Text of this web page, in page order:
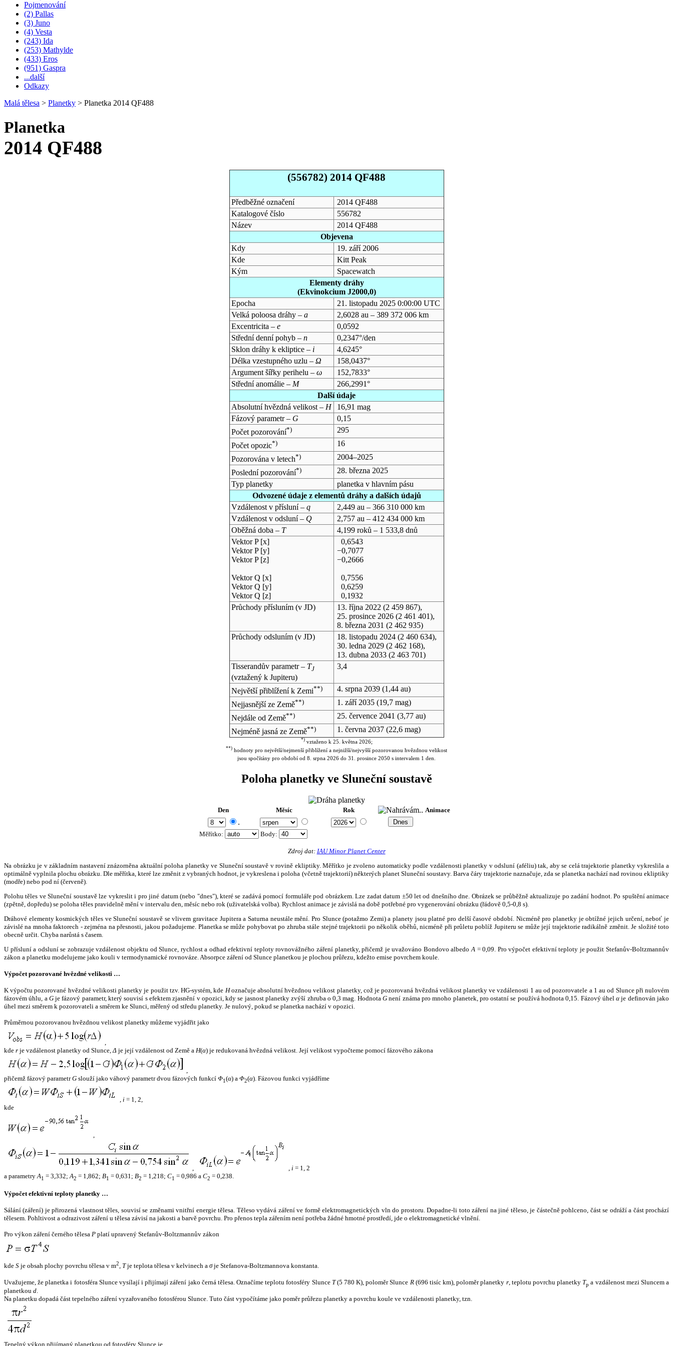
Pojmenování
(2) Pallas
(3) Juno
(4) Vesta
(243) Ida
(253) Mathylde
(433) Eros
(951) Gaspra
...další
Odkazy
Malá tělesa > Planetky > Planetka 2014 QF488
Planetka
2014 QF488
(556782) 2014 QF488
Předběžné označení
2014 QF488
Katalogové číslo
556782
Název
2014 QF488
Objevena
Kdy
19. září 2006
Kde
Kitt Peak
Kým
Spacewatch
Elementy dráhy
(Ekvinokcium J2000,0)
Epocha
21. listopadu 2025 0:00:00 UTC
Velká poloosa dráhy – a
2,6028 au – 389 372 006 km
Excentricita – e
0,0592
Střední denní pohyb – n
0,2347°/den
Sklon dráhy k ekliptice – i
4,6245°
Délka vzestupného uzlu – Ω
158,0437°
Argument šířky perihelu – ω
152,7833°
Střední anomálie – M
266,2991°
Další údaje
Absolutní hvězdná velikost – H
16,91 mag
Fázový parametr – G
0,15
Počet pozorování*)
295
Počet opozic*)
16
Pozorována v letech*)
2004–2025
Poslední pozorování*)
28. března 2025
Typ planetky
planetka v hlavním pásu
Odvozené údaje z elementů dráhy a dalších údajů
Vzdálenost v přísluní – q
2,449 au – 366 310 000 km
Vzdálenost v odsluní – Q
2,757 au – 412 434 000 km
Oběžná doba – T
4,199 roků – 1 533,8 dnů
Vektor P [x]
Vektor P [y]
Vektor P [z]
Vektor Q [x]
Vektor Q [y]
Vektor Q [z]
0,6543
−0,7077
−0,2666
0,7556
0,6259
0,1932
Průchody přísluním (v JD) 13. října 2022 (2 459 867),
25. prosince 2026(2 461 401),
8. března 2031 (2 462 935)
Průchody odsluním (v JD) 18. listopadu 2024(2 460 634),
30. ledna 2029(2 462 168),
13. dubna 2033(2 463 701)
Tisserandův parametr – TJ
(vztažený k Jupiteru)
3,4
Největší přiblížení k Zemi**) 4. srpna 2039(1,44 au)
Nejjasnější ze Země**) 1. září 2035(19,7 mag)
Nejdále od Země**) 25. července 2041 (3,77 au)
Nejméně jasná ze Země**) 1. června 2037(22,6 mag)
*)vztaženo k 25. května 2026;
**) hodnoty pro největší/nejmenší přiblížení a nejnižší/nejvyšší pozorovanou hvězdnou velikost
jsou spočítány pro období od 8. srpna 2026 do 31. prosince 2050 s intervalem 1 den.
Poloha planetky ve Sluneční soustavě
Den Měsíc Rok Animace
.
Měřítko: Body:
Zdroj dat: IAU Minor Planet Center
Na obrázku je v základním nastavení znázorněna aktuální poloha planetky ve Sluneční soustavě v rovině ekliptiky. Měřítko je zvoleno automaticky podle vzdálenosti planetky v odsluní (aféliu) tak, aby se celá trajektorie planetky vykreslila a
optimálně vyplnila plochu obrázku. Dle měřítka, které lze změnit z vybraných hodnot, je vykreslena i poloha (včetně trajektorií) některých planet Sluneční soustavy. Barva čáry trajektorie naznačuje, zda se planetka nachází nad rovinou ekliptiky
(modře) nebo pod ní (červeně).
Polohu těles ve Sluneční soustavě lze vykreslit i pro jiné datum (nebo "dnes"), které se zadává pomocí formuláře pod obrázkem. Lze zadat datum ±50 let od dnešního dne. Obrázek se průběžně aktualizuje po zadání hodnot. Po spuštění animace
(zpětně, dopředu) se poloha těles pravidelně mění v intervalu den, měsíc nebo rok (uživatelská volba). Rychlost animace je závislá na době potřebné pro vygenerování obrázku (řádově 0,5-0,8 s).
Dráhové elementy kosmických těles ve Sluneční soustavě se vlivem gravitace Jupitera a Saturna neustále mění. Pro Slunce (potažmo Zemi) a planety jsou platné pro delší časové období. Nicméně pro planetky je obtížné jejich určení, neboť je
závislé na mnoha faktorech - zejména na přesnosti, jakou požadujeme. Planetka se může pohybovat po zhruba stále stejné trajektorii po několik oběhů, nicméně při průletu poblíž Jupiteru se může její trajektorie radikálně změnit. Je složité toto
obecně určit. Chyba narůstá s časem.
U přísluní a odsluní se zobrazuje vzdálenost objektu od Slunce, rychlost a odhad efektivní teploty rovnovážného záření planetky, přičemž je uvažováno Bondovo albedo A = 0,09. Pro výpočet efektivní teploty je použit Stefanův-Boltzmannův
zákon a planetku modelujeme jako kouli v termodynamické rovnováze. Absorpce záření od Slunce planetkou je plochou průřezu, kdežto emise povrchem koule.
Výpočet pozorované hvězdné velikosti …
K výpočtu pozorované hvězdné velikosti planetky je použit tzv. HG-systém, kde Hoznačuje absolutní hvězdnou velikost planetky, což je pozorovaná hvězdná velikost planetky ve vzdálenosti 1 au od pozorovatele a 1 au od Slunce při nulovém
fázovém úhlu, a Gje fázový parametr, který souvisí s efektem zjasnění v opozici, kdy se jasnost planetky zvýší zhruba o 0,3 mag. HodnotaG není známa pro mnoho planetek, pro ostatní se používá hodnota 0,15. Fázový úhelα je definován jako
úhel mezi směrem k pozorovateli a směrem ke Slunci, měřený od středu planetky. Je nulový, pokud se planetka nachází v opozici.
Průměrnou pozorovanou hvězdnou velikost planetky můžeme vyjádřit jako
,
kde r je vzdálenost planetky od Slunce,Δ je její vzdálenost od Země a H(α) je redukovaná hvězdná velikost. Její velikost vypočteme pomocí fázového zákona
,
přičemž fázový parametrG slouží jako váhový parametr dvou fázových funkcí Φ1(α) a Φ2(α). Fázovou funkci vyjádříme
, i = 1, 2,
kde
,
, , i = 1, 2
a parametryA1 = 3,332;A2 = 1,862; B1 = 0,631; B2 = 1,218; C1 = 0,986 a C2 = 0,238.
Výpočet efektivní teploty planetky …
Sálání (záření) je přirozená vlastnost těles, souvisí se změnami vnitřní energie tělesa. Těleso vydává záření ve formě elektromagnetických vln do prostoru. Dopadne-li toto záření na jiné těleso, je částečně pohlceno, část se odráží a část prochází
tělesem. Pohltivost a odrazivost záření u tělesa závisí na jakosti a barvě povrchu. Pro přenos tepla zářením není potřeba žádné hmotné prostředí, jde o elektromagnetické vlnění.
Pro výkon záření černého tělesa P platí upravený Stefanův-Boltzmannův zákon
kde S je obsah plochy povrchu tělesa v m2, Tje teplota tělesa v kelvinech a σje Stefanova-Boltzmannova konstanta.
Uvažujeme, že planetka i fotosféra Slunce vysílají i přijímají záření jako černá tělesa. Označíme teplotu fotosféry Slunce T(5 780 K), poloměr Slunce R(696 tisíc km), poloměr planetky r, teplotu povrchu planetky Tp a vzdálenost mezi Sluncem a
planetkou d.
Na planetku dopadá část tepelného záření vyzařovaného fotosférou Slunce. Tuto část vypočítáme jako poměr průřezu planetky a povrchu koule ve vzdálenosti planetky, tzn.
Tepelný výkon přijímaný planetkou od fotosféry Slunce je